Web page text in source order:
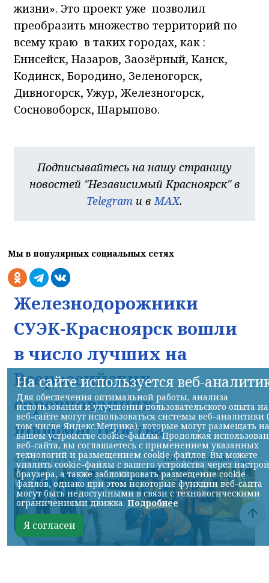
жизни». Это проект уже позволил
преобразить множество территорий по
всему краю в таких городах, как :
Енисейск, Назаров, Заозёрный, Канск,
Кодинск, Бородино, Зеленогорск,
Дивногорск, Ужур, Железногорск,
Сосновоборск, Шарыпово.
Подписывайтесь на нашу страницу
новостей "Независимый Красноярск" в
Telegram и в MAX.
Мы в популярных социальных сетях
Железнодорожники
СУЭК-Красноярск вошли
в число лучших на
Всероссийских
соревнованиях
профмастерства
07.08.2026 22:13 НИА-Красноярск
На сайте используется веб-
Для обеспечения оптимальной работы, анализа
использования и улучшения пользовательского опыта на
веб-сайте могут использоваться системы веб-аналитики
том числе Яндекс.Метрика), которые могут размещать на
вашем устройстве cookie-файлы. Продолжая
веб-сайта, вы соглашаетесь с применением указанных
технологий и размещением cookie-файлов. Вы можете
удалить cookie-файлы с вашего устройства через
браузера, а также заблокировать размещение cookie-
файлов, однако при этом некоторые функции веб-сайта
могут быть недоступными в связи с технологическими
ограничениями движка. Подробнее
Я согласен